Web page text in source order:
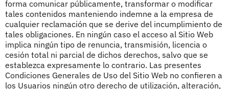
forma comunicar públicamente, transformar o modificar
tales contenidos manteniendo indemne a la empresa de
cualquier reclamación que se derive del incumplimiento de
tales obligaciones. En ningún caso el acceso al Sitio Web
implica ningún tipo de renuncia, transmisión, licencia o
cesión total ni parcial de dichos derechos, salvo que se
establezca expresamente lo contrario. Las presentes
Condiciones Generales de Uso del Sitio Web no confieren a
los Usuarios ningún otro derecho de utilización, alteración,